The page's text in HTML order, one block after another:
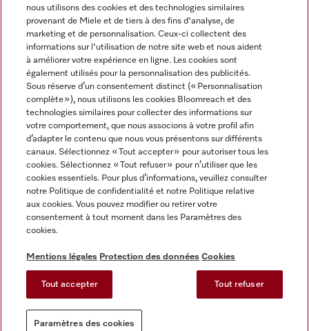
Mentions légales
CGV
Protection des données
Conditions d'utilisation
Reglement sur les services numeriques
Paramètres des cookies
Miele sur Instagram
Miele sur Facebook
Miele sur Youtube
nous utilisons des cookies et des technologies similaires
provenant de Miele et de tiers à des fins d'analyse, de
marketing et de personnalisation. Ceux-ci collectent des
informations sur l'utilisation de notre site web et nous aident
à améliorer votre expérience en ligne. Les cookies sont
également utilisés pour la personnalisation des publicités.
Sous réserve d’un consentement distinct (« Personnalisation
complète »), nous utilisons les cookies Bloomreach et des
technologies similaires pour collecter des informations sur
votre comportement, que nous associons à votre profil afin
d’adapter le contenu que nous vous présentons sur différents
canaux. Sélectionnez « Tout accepter » pour autoriser tous les
cookies. Sélectionnez « Tout refuser » pour n’utiliser que les
cookies essentiels. Pour plus d’informations, veuillez consulter
notre Politique de confidentialité et notre Politique relative
aux cookies. Vous pouvez modifier ou retirer votre
consentement à tout moment dans les Paramètres des
cookies.
Mentions légales Protection des données Cookies
Tout accepter Tout refuser
Paramètres des cookies